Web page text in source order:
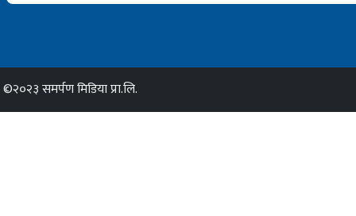
©२०२३ समर्पण मिडिया प्रा.लि.